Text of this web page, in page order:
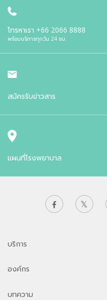
โทรหาเรา +66 2066 8888
พร้อมบริการทุกวัน 24 ชม.
สมัครรับข่าวสาร
แผนที่โรงพยาบาล
บริการ
องค์กร
บทความ